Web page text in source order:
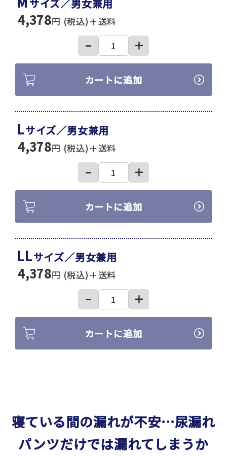
サイズ／男女兼用
4,378円 (税込)＋送料
− ＋
カートに追加
Lサイズ／男女兼用
4,378円 (税込)＋送料
− ＋
カートに追加
LLサイズ／男女兼用
4,378円 (税込)＋送料
− ＋
カートに追加
寝ている間の漏れが不安…尿漏れ
パンツだけでは漏れてしまうか